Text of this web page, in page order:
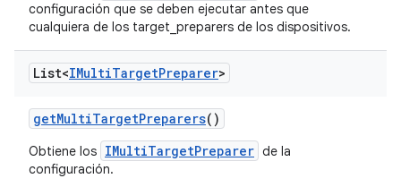
configuración que se deben ejecutar antes que
cualquiera de los target_preparers de los dispositivos.
List<IMultiTargetPreparer>
getMultiTargetPreparers()
Obtiene los IMultiTargetPreparer de la
configuración.